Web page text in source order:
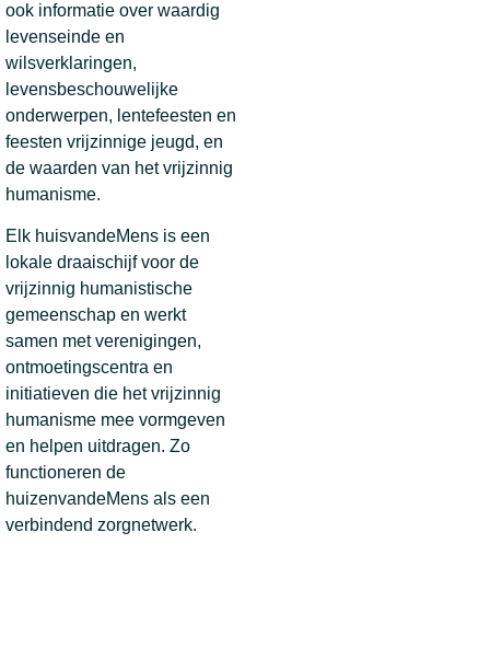
ook informatie over waardig
levenseinde en
wilsverklaringen,
levensbeschouwelijke
onderwerpen, lentefeesten en
feesten vrijzinnige jeugd, en
de waarden van het vrijzinnig
humanisme.
Elk huisvandeMens is een
lokale draaischijf voor de
vrijzinnig humanistische
gemeenschap en werkt
samen met verenigingen,
ontmoetingscentra en
initiatieven die het vrijzinnig
humanisme mee vormgeven
en helpen uitdragen. Zo
functioneren de
huizenvandeMens als een
verbindend zorgnetwerk.